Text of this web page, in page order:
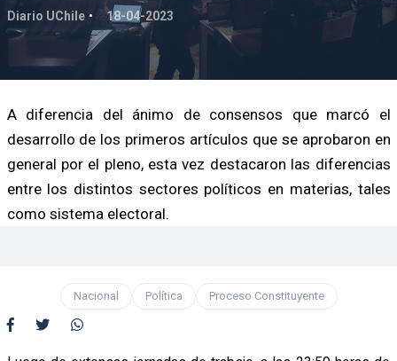
Diario UChile 18-04-2023
A diferencia del ánimo de consensos que marcó el
desarrollo de los primeros artículos que se aprobaron en
general por el pleno, esta vez destacaron las diferencias
entre los distintos sectores políticos en materias, tales
como sistema electoral.
Nacional Política Proceso Constituyente